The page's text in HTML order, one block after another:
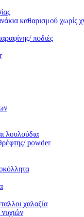
καθαρισμού χωρίς
ποδιές
λουλούδια
powder
χαλαζία
νυχιών